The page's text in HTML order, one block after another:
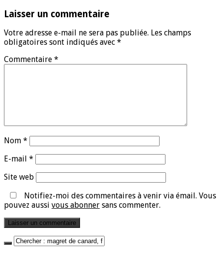
Laisser un commentaire
Votre adresse e-mail ne sera pas publiée. Les champs
obligatoires sont indiqués avec *
Commentaire *
Nom *
E-mail *
Site web
Notifiez-moi des commentaires à venir via émail. Vous
pouvez aussi vous abonner sans commenter.